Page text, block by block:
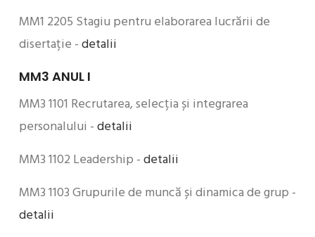
MM1 2205 Stagiu pentru elaborarea lucrării de
disertație -detalii
MM3 ANUL I
MM3 1101 Recrutarea, selecția și integrarea
personalului -detalii
MM3 1102 Leadership -detalii
MM3 1103 Grupurile de muncă și dinamica de grup -
detalii